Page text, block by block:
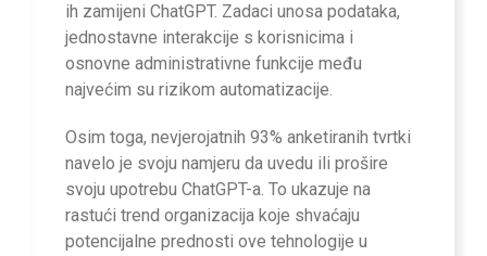
ih zamijeni ChatGPT. Zadaci unosa podataka,
jednostavne interakcije s korisnicima i
osnovne administrativne funkcije među
najvećim su rizikom automatizacije.
Osim toga, nevjerojatnih 93% anketiranih tvrtki
navelo je svoju namjeru da uvedu ili prošire
svoju upotrebu ChatGPT-a. To ukazuje na
rastući trend organizacija koje shvaćaju
potencijalne prednosti ove tehnologije u